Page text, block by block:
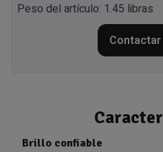
Peso del artículo: 1.45 libras
Brillo confiable